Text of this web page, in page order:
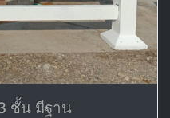
ชั้น มีฐาน